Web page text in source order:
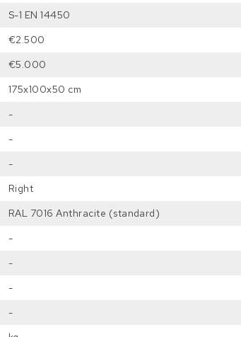
S-1 EN 14450
€2.500
€5.000
175x100x50 cm
-
-
-
Right
RAL 7016 Anthracite (standard)
-
-
-
-